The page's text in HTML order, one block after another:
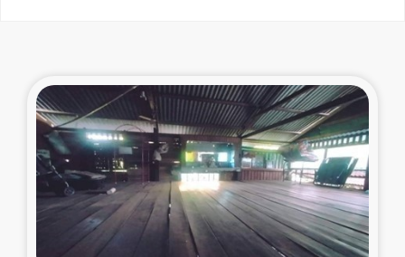
東ティモール豪雨緊急支援
大雨による洪水被災者支援
カカオ生産者支援事業
シリア国内避難民・帰還民の生活再建支援